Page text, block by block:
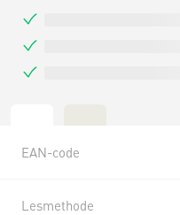
EAN-code
Lesmethode